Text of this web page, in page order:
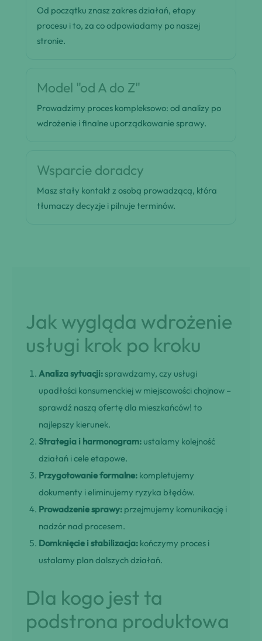
Od początku znasz zakres działań, etapy
procesu i to, za co odpowiadamy po naszej
stronie.
Model "od A do Z"
Prowadzimy proces kompleksowo: od analizy po
wdrożenie i finalne uporządkowanie sprawy.
Wsparcie doradcy
Masz stały kontakt z osobą prowadzącą, która
tłumaczy decyzje i pilnuje terminów.
Jak wygląda wdrożenie
usługi krok po kroku
Analiza sytuacji: sprawdzamy, czy usługi
upadłości konsumenckiej w miejscowości chojnow –
sprawdź naszą ofertę dla mieszkańców! to
najlepszy kierunek.
Strategia i harmonogram: ustalamy kolejność
działań i cele etapowe.
Przygotowanie formalne: kompletujemy
dokumenty i eliminujemy ryzyka błędów.
Prowadzenie sprawy: przejmujemy komunikację i
nadzór nad procesem.
Domknięcie i stabilizacja: kończymy proces i
ustalamy plan dalszych działań.
Dla kogo jest ta
podstrona produktowa